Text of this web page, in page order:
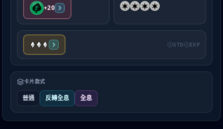
+20
STD EXP
卡片款式
普通 反轉全息 全息